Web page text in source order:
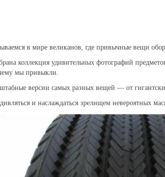
в мире великанов, где привычные вещи
коллекция удивительных фотографий
мы привыкли.
версии самых разных вещей — от
и наслаждаться зрелищем невероятных